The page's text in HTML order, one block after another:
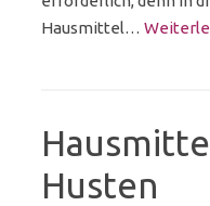
Hausmittel…
Husten